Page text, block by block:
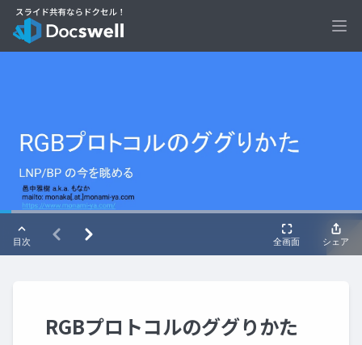
RGBプロトコルのググりかた